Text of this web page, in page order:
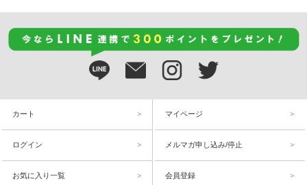
カート マイページ
ログイン メルマガ申し込み/停止
お気に入り一覧 会員登録